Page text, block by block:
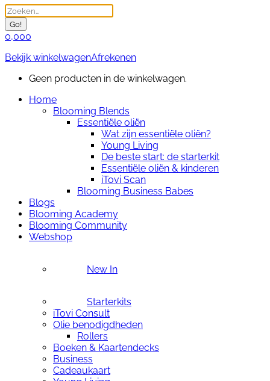
Search:
0,000
Bekijk winkelwagenAfrekenen
Geen producten in de winkelwagen.
Home
Blooming Blends
Essentiële oliën
Wat zijn essentiële oliën?
Young Living
De beste start: de starterkit
Essentiële oliën & kinderen
iTovi Scan
Blooming Business Babes
Blogs
Blooming Academy
Blooming Community
Webshop
New In
Starterkits
iTovi Consult
Olie benodigdheden
Rollers
Boeken & Kaartendecks
Business
Cadeaukaart